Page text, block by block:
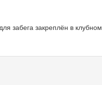
забега закреплён в клубном